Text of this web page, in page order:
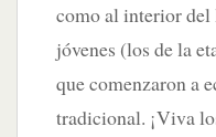
como al interior del
jóvenes (los de la
que comenzaron a
tradicional. ¡Viva